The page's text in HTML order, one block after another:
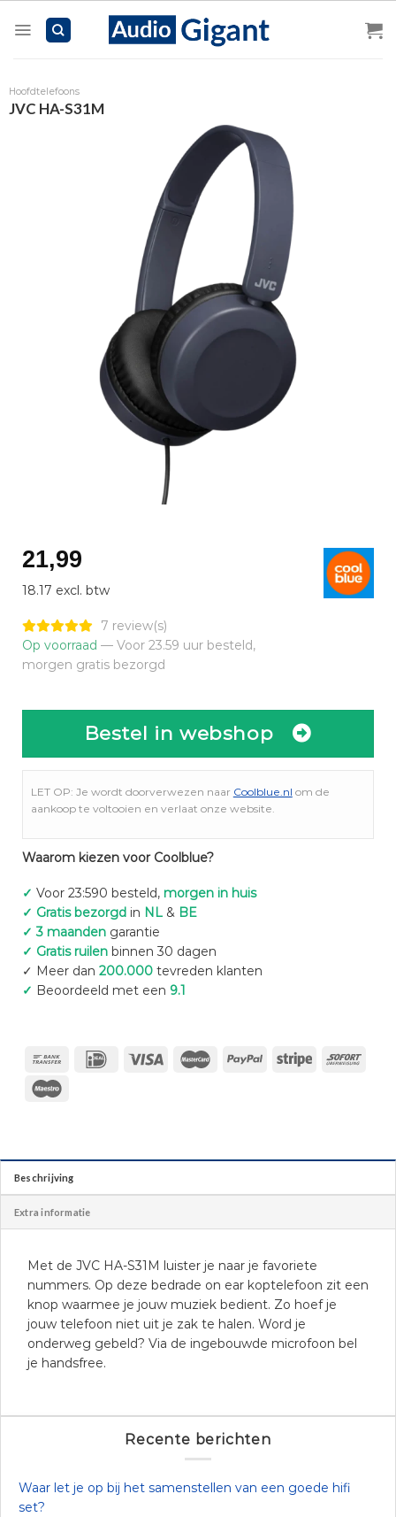
Hoofdtelefoons
JVC HA-S31M
21,99
18.17 excl. btw
7 review(s)
Op voorraad — Voor 23.59 uur besteld,
morgen gratis bezorgd
Bestel in webshop
LET OP: Je wordt doorverwezen naar Coolblue.nl om de
aankoop te voltooien en verlaat onze website.
Waarom kiezen voor Coolblue?
✓ Voor 23:590 besteld, morgen in huis
✓ Gratis bezorgd in NL& BE
✓ 3 maanden garantie
✓ Gratis ruilenbinnen 30 dagen
✓ Meer dan 200.000tevreden klanten
✓ Beoordeeld met een 9.1
Beschrijving
Extra informatie
Met de JVC HA-S31M luister je naar je favoriete
nummers. Op deze bedrade on ear koptelefoon zit een
knop waarmee je jouw muziek bedient. Zo hoef je
jouw telefoon niet uit je zak te halen. Word je
onderweg gebeld? Via de ingebouwde microfoon bel
je handsfree.
Recente berichten
Waar let je op bij het samenstellen van een goede hifi
set?